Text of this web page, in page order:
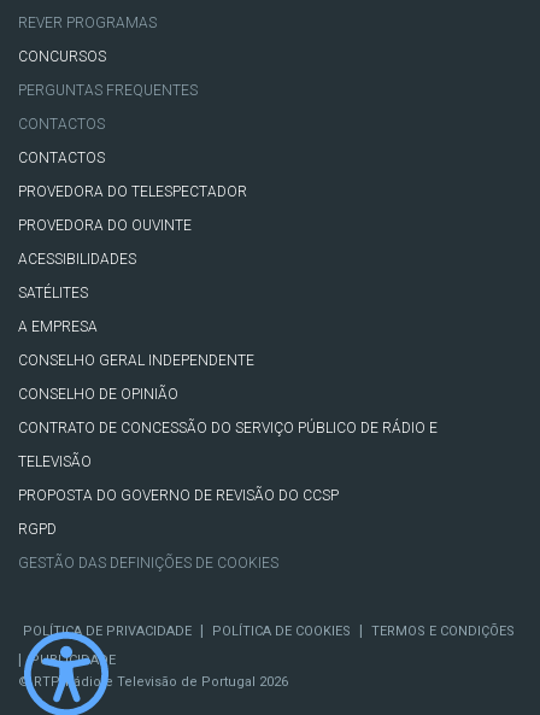
REVER PROGRAMAS
CONCURSOS
PERGUNTAS FREQUENTES
CONTACTOS
CONTACTOS
PROVEDORA DO TELESPECTADOR
PROVEDORA DO OUVINTE
ACESSIBILIDADES
SATÉLITES
A EMPRESA
CONSELHO GERAL INDEPENDENTE
CONSELHO DE OPINIÃO
CONTRATO DE CONCESSÃO DO SERVIÇO PÚBLICO DE RÁDIO E
TELEVISÃO
PROPOSTA DO GOVERNO DE REVISÃO DO CCSP
RGPD
GESTÃO DAS DEFINIÇÕES DE COOKIES
POLÍTICA DE PRIVACIDADE POLÍTICA DE COOKIES TERMOS E CONDIÇÕES
PUBLICIDADE
© RTP, Rádio e Televisão de Portugal 2026